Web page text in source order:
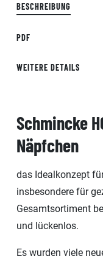
BESCHREIBUNG
PDF
WEITERE DETAILS
Schmincke
Näpfchen
das Idealkonzept
insbesondere für
Gesamtsortiment
und lückenlos.
Es wurden viele